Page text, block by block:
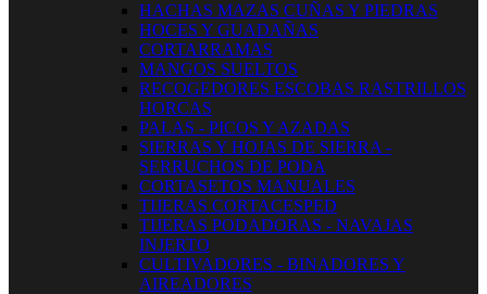
HACHAS MAZAS CUÑAS Y PIEDRAS
HOCES Y GUADAÑAS
CORTARRAMAS
MANGOS SUELTOS
RECOGEDORES ESCOBAS RASTRILLOS
HORCAS
PALAS - PICOS Y AZADAS
SIERRAS Y HOJAS DE SIERRA -
SERRUCHOS DE PODA
CORTASETOS MANUALES
TIJERAS CORTACESPED
TIJERAS PODADORAS - NAVAJAS
INJERTO
CULTIVADORES - BINADORES Y
AIREADORES